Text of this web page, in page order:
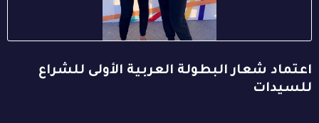
اعتماد شعار البطولة العربية الأولى للشراع
للسيدات